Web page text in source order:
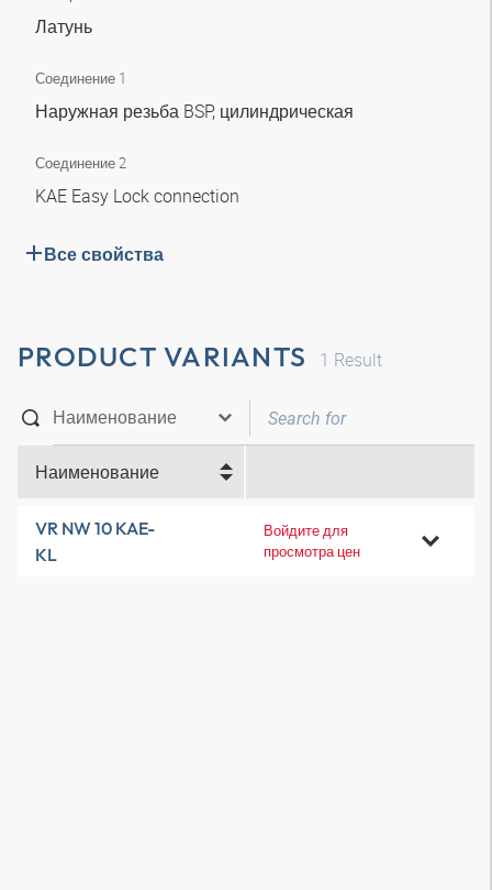
Латунь
Соединение 1
Наружная резьба BSP, цилиндрическая
Соединение 2
KAE Easy Lock connection
Все свойства
PRODUCT VARIANTS 1 Result
Наименование
VR NW 10 KAE-
KL
Войдите для
просмотра цен